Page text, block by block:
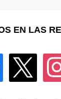
EN LAS